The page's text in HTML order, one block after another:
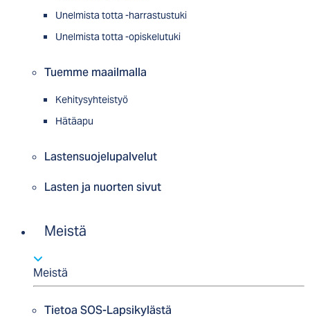
Unelmista totta -harrastustuki
Unelmista totta -opiskelutuki
Tuemme maailmalla
Kehitysyhteistyö
Hätäapu
Lastensuojelupalvelut
Lasten ja nuorten sivut
Meistä
Meistä
Tietoa SOS-Lapsikylästä